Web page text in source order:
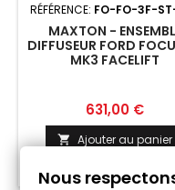
RÉFÉRENCE: FO-FO-3F-
MAXTON -
DIFFUSEUR FORD
MK3 FACELIFT
Prix
631,00 €
 Ajouter au panier
Fabriqué a la
Nous